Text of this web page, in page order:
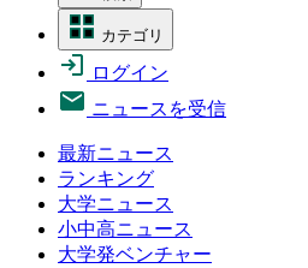
カテゴリ
ログイン
ニュースを受信
最新ニュース
ランキング
大学ニュース
小中高ニュース
大学発ベンチャー